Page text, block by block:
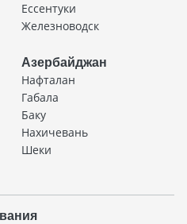
Ессентуки
Железноводск
Азербайджан
Нафталан
Габала
Баку
Нахичевань
Шеки